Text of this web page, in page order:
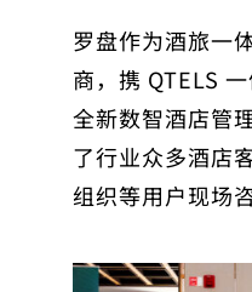
罗盘作为酒旅一
商，携 QTELS
全新数智酒店管
了行业众多酒店
组织等用户现场